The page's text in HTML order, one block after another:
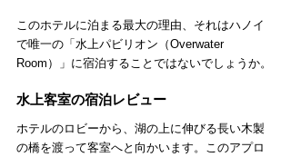
このホテルに泊まる最大の理由、それはハノイ
で唯一の「水上パビリオン（Overwater
Room）」に宿泊することではないでしょうか。
水上客室の宿泊レビュー
ホテルのロビーから、湖の上に伸びる長い木製
の橋を渡って客室へと向かいます。このアプロ